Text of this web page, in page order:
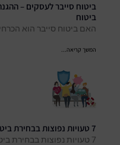
ביטוח סייבר לעסקים –
ביטוח
האם ביטוח סייבר הוא
המשך קריאה...
7 טעויות נפוצות בבחירת ביטוח – ואיך להימנע מהן
7 טעויות נפוצות בבחירת ביטוח – ואיך להימנע מהן